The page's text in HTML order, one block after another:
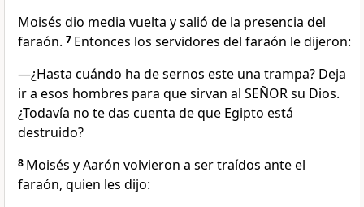
Moisés dio media vuelta y salió de la presencia del
faraón. 7 Entonces los servidores del faraón le dijeron:
—¿Hasta cuándo ha de sernos este una trampa? Deja
ir a esos hombres para que sirvan al SEÑOR su Dios.
¿Todavía no te das cuenta de que Egipto está
destruido?
8 Moisés y Aarón volvieron a ser traídos ante el
faraón, quien les dijo: